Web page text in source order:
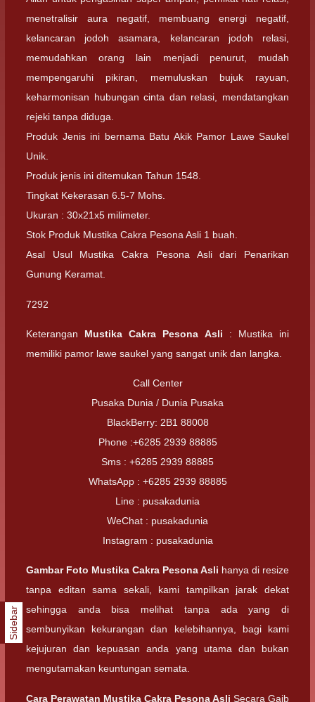
menetralisir aura negatif, membuang energi negatif,
kelancaran jodoh asamara, kelancaran jodoh relasi,
memudahkan orang lain menjadi penurut, mudah
mempengaruhi pikiran, memuluskan bujuk rayuan,
keharmonisan hubungan cinta dan relasi, mendatangkan
rejeki tanpa diduga.
Produk Jenis ini bernama Batu Akik Pamor Lawe Saukel
Unik.
Produk jenis ini ditemukan Tahun 1548.
Tingkat Kekerasan 6.5-7 Mohs.
Ukuran : 30x21x5 milimeter.
Stok Produk Mustika Cakra Pesona Asli 1 buah.
Asal Usul Mustika Cakra Pesona Asli dari Penarikan
Gunung Keramat.
7292
Keterangan Mustika Cakra Pesona Asli : Mustika ini
memiliki pamor lawe saukel yang sangat unik dan langka.
Call Center
Pusaka Dunia / Dunia Pusaka
BlackBerry: 2B1 88008
Phone :+6285 2939 88885
Sms : +6285 2939 88885
WhatsApp : +6285 2939 88885
Line : pusakadunia
WeChat : pusakadunia
Instagram : pusakadunia
Gambar Foto Mustika Cakra Pesona Asli hanya di resize
tanpa editan sama sekali, kami tampilkan jarak dekat
sehingga anda bisa melihat tanpa ada yang di
sembunyikan kekurangan dan kelebihannya, bagi kami
kejujuran dan kepuasan anda yang utama dan bukan
mengutamakan keuntungan semata.
Cara Perawatan Mustika Cakra Pesona Asli Secara Gaib
Sidebar